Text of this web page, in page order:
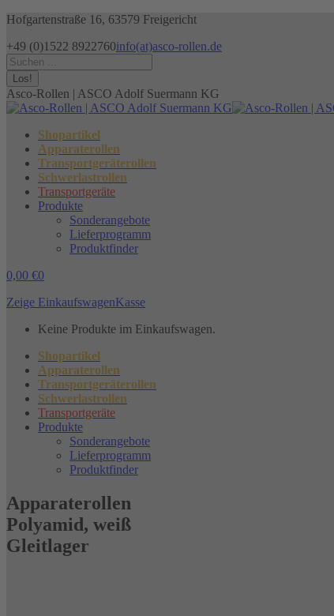
Zum
springen
Hofgartenstraße 16, 63579 Freigericht
+49 (0)1522 8922760info(at)asco-rollen.de
Facebook
page
opens
in
new
window
Instagram
page
opens
in
new
window
X
page
opens
in
new
window
Search:
Asco-Rollen | ASCO Adolf Suermann KG
Shopartikel
Apparaterollen
Transportgeräterollen
Schwerlastrollen
Transportgeräte
Produkte
Sonderangebote
Lieferprogramm
Produktfinder
0,00 €0
Zeige EinkaufswagenKasse
Keine Produkte im Einkaufswagen.
Shopartikel
Apparaterollen
Transportgeräterollen
Schwerlastrollen
Transportgeräte
Produkte
Sonderangebote
Lieferprogramm
Produktfinder
Apparaterollen
Polyamid, weiß
Gleitlager